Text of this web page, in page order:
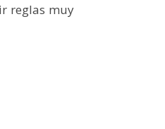
reglas muy